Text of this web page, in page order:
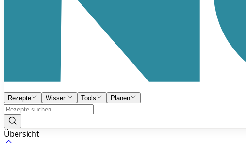
Rezepte Wissen Tools Planen
Übersicht